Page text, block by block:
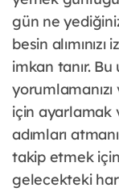
gün ne
besin
imkan tanır.
için ayarlamak
adımları
takip etmek
gelecekteki